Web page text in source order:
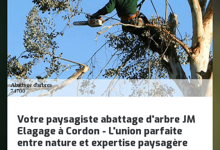
Votre paysagiste abattage d'arbre JM
Elagage à Cordon - L'union parfaite
entre nature et expertise paysagère